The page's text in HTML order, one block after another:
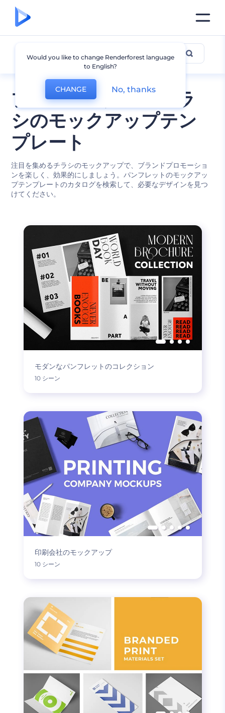
ブランド紹介用のチラ
シのモックアップテン
プレート
注目を集めるチラシのモックアップで、ブランドプロモーショ
ンを楽しく、効果的にしましょう。パンフレットのモックアッ
プテンプレートのカタログを検索して、必要なデザインを見つ
けてください。
チラシのモックアップ
モダンなパンフレットのコレクション
10 シーン
印刷会社のモックアップ
10 シーン
Would you like to change Renderforest language
to English?
CHANGE No, thanks